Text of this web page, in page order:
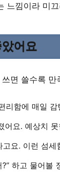
느낌이라 미
어요
면 쓸수록
리함에 매일 감
어요. 예상치
고요. 이런 섬세
하고 물어볼